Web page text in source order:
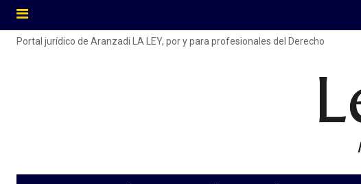
Portal jurídico de Aranzadi LA LEY, por y para profesionales del Derecho